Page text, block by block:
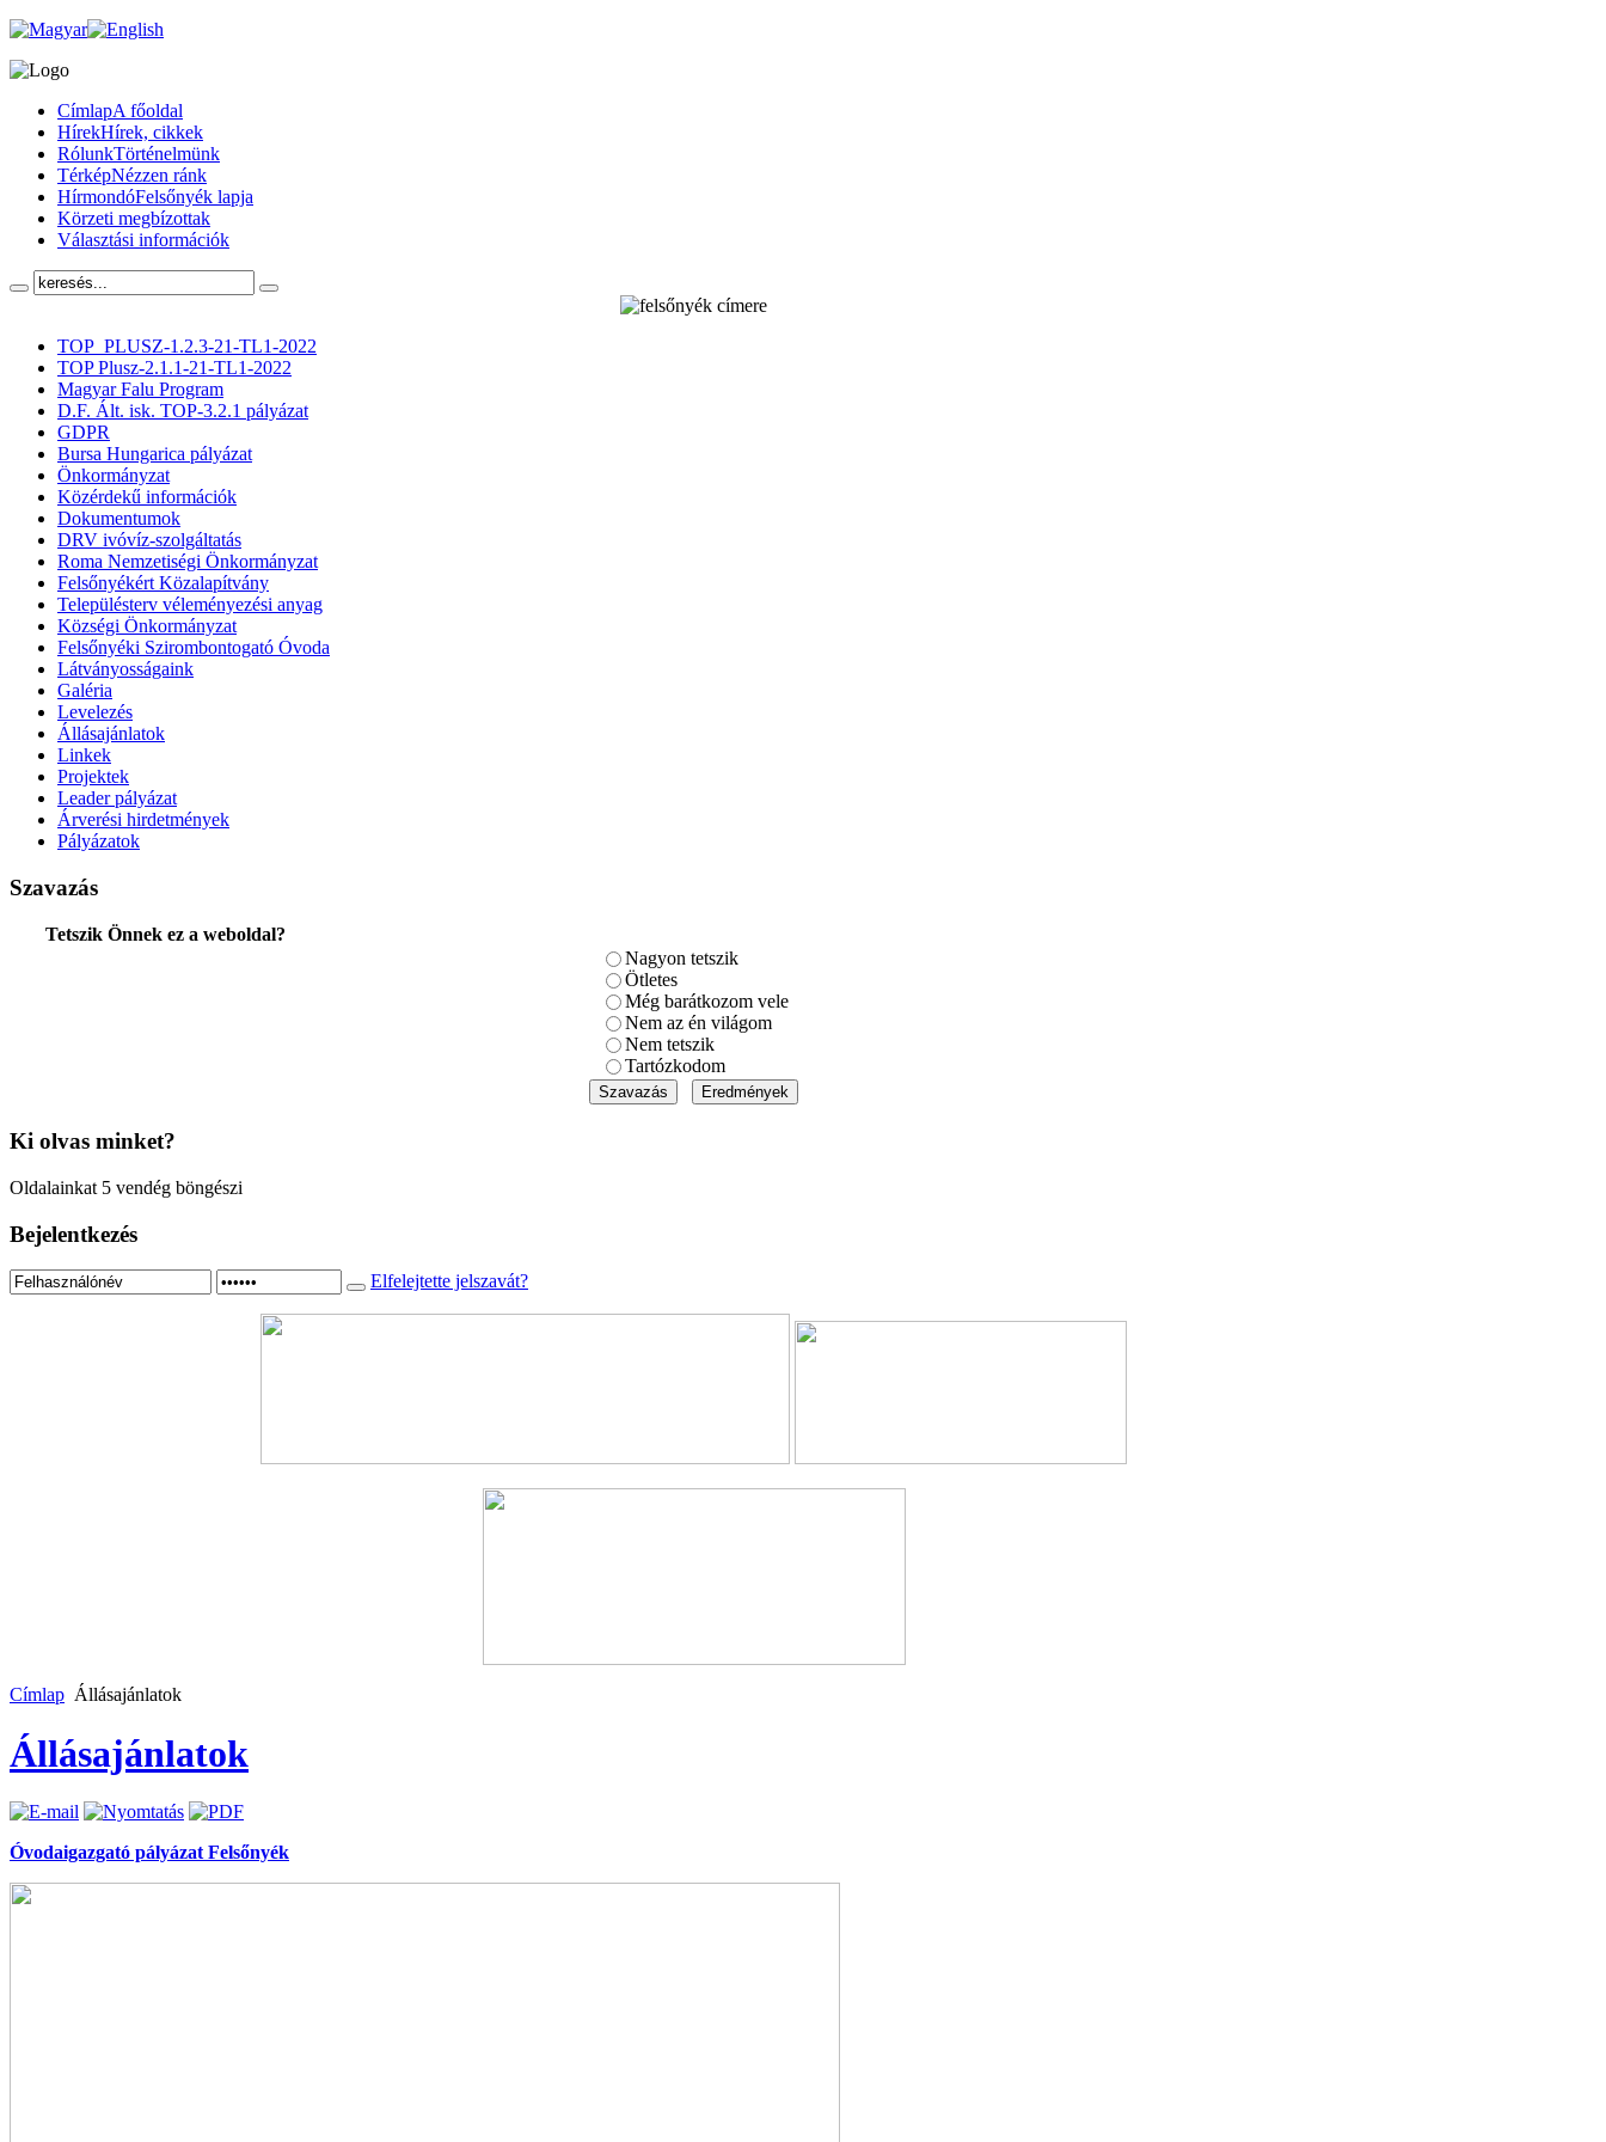
CímlapA főoldal
HírekHírek, cikkek
RólunkTörténelmünk
TérképNézzen ránk
HírmondóFelsőnyék lapja
Körzeti megbízottak
Választási információk
TOP_PLUSZ-1.2.3-21-TL1-2022
TOP Plusz-2.1.1-21-TL1-2022
Magyar Falu Program
D.F. Ált. isk. TOP-3.2.1 pályázat
GDPR
Bursa Hungarica pályázat
Önkormányzat
Közérdekű információk
Dokumentumok
DRV ivóvíz-szolgáltatás
Roma Nemzetiségi Önkormányzat
Felsőnyékért Közalapítvány
Településterv véleményezési anyag
Községi Önkormányzat
Felsőnyéki Szirombontogató Óvoda
Látványosságaink
Galéria
Levelezés
Állásajánlatok
Linkek
Projektek
Leader pályázat
Árverési hirdetmények
Pályázatok
Szavazás
Tetszik Önnek ez a weboldal?
Nagyon tetszik
Ötletes
Még barátkozom vele
Nem az én világom
Nem tetszik
Tartózkodom
Ki olvas minket?
Oldalainkat 5 vendég böngészi
Bejelentkezés
Elfelejtette jelszavát?
Címlap Állásajánlatok
Állásajánlatok
Óvodaigazgató pályázat Felsőnyék